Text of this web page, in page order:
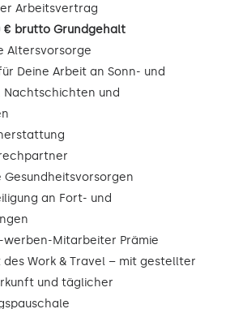
Arbeitsvertrag
€ brutto Grundgehalt
Altersvorsorge
Deine Arbeit an Sonn- und
Nachtschichten und
Gesundheitsvorsorgen
an Fort- und
Mitarbeiter Prämie
Work & Travel – mit gestellter
und täglicher